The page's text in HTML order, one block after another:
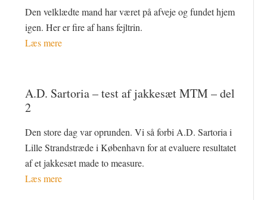
Den velklædte mand har været på afveje og fundet hjem
igen. Her er fire af hans fejltrin.
Læs mere
A.D. Sartoria – test af jakkesæt MTM – del
2
Den store dag var oprunden. Vi så forbi A.D. Sartoria i
Lille Strandstræde i København for at evaluere resultatet
af et jakkesæt made to measure.
Læs mere